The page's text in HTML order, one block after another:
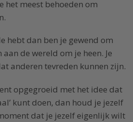
het meest behoeden om
hebt dan ben je gewend om
de wereld om je heen. Je
anderen tevreden kunnen zijn.
opgegroeid met het idee dat
kunt doen, dan houd je jezelf
dat je jezelf eigenlijk wilt